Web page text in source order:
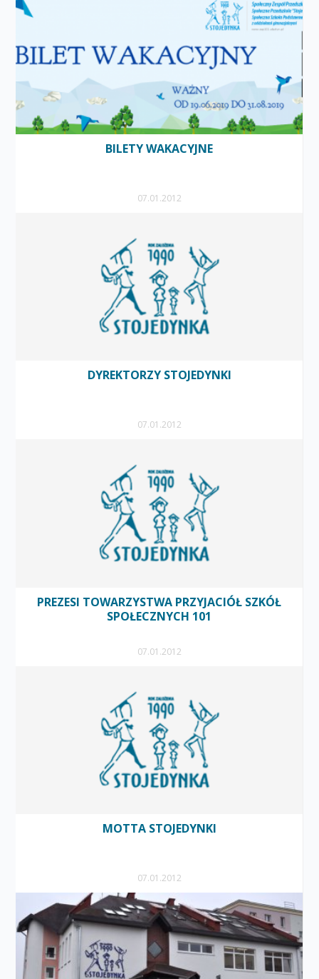
BILETY WAKACYJNE
07.01.2012
DYREKTORZY STOJEDYNKI
07.01.2012
PREZESI TOWARZYSTWA PRZYJACIÓŁ SZKÓŁ
SPOŁECZNYCH 101
07.01.2012
MOTTA STOJEDYNKI
07.01.2012